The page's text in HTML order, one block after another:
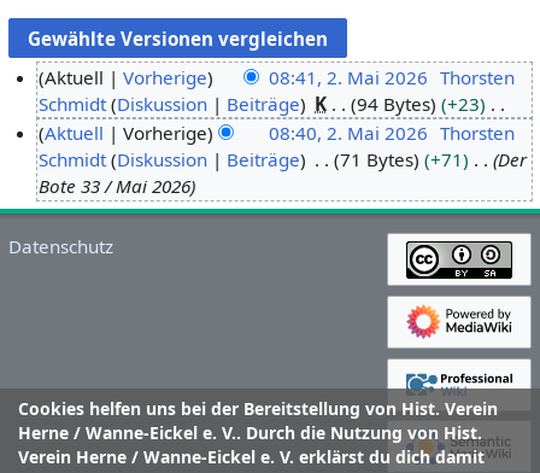
i
2
Aktuell Vorherige 08:41, 2. Mai 2026 Thorsten
Schmidt Diskussion Beiträge K 94 Bytes
+23
K
e
i
n
e
i
t
Aktuell Vorherige 08:40, 2. Mai 2026 Thorsten
Schmidt Diskussion Beiträge 71 Bytes +71
Der
Bote 33 / Mai 2026
Cookies helfen uns bei der Bereitstellung von Hist. Verein
Herne / Wanne-Eickel e. V.. Durch die Nutzung von Hist.
Verein Herne / Wanne-Eickel e. V. erklärst du dich damit
Datenschutz